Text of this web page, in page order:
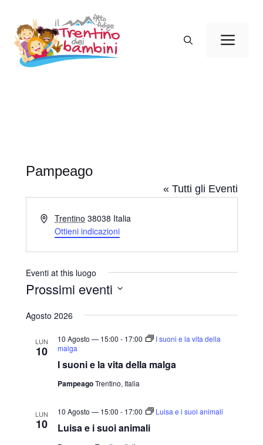
contenuto
Pampeago
« Tutti gli Eventi
I
i
r
z
o
Trentino 38038 Italia
Ottieni indicazioni
Eventi at this luogo
Prossimi eventi
e
Agosto 2026
LUN
10
I suoni e la vita della malga
10 Agosto — 15:00 - 17:00
I suoni e la vita della
malga
PampeagoTrentino, Italia
LUN
10 Luisa e i suoi animali
10 Agosto — 15:00 - 17:00 Luisa e i suoi animali